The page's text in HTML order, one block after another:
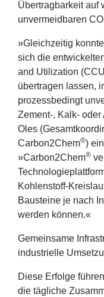
Übertragbarkeit auf
unvermeidbaren
»Gleichzeitig
sich die
and Utilization (CCU
übertragen lassen,
prozessbedingt
Zement‑, Kalk‑
Oles
Carbon2Chem®)
»Carbon2Chem®
Bausteine je nach
werden können.«
Gemeinsame
industrielle
Diese Erfolge
die tägliche